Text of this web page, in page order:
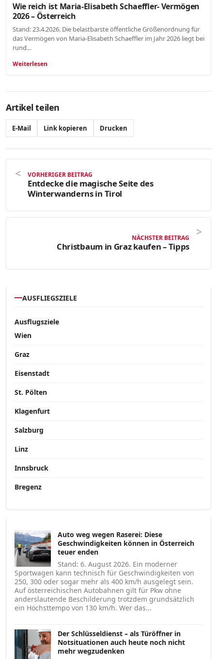
Wie reich ist Maria-Elisabeth Schaeffler- Vermögen
2026 – Österreich
Stand: 23.4.2026. Die belastbarste öffentliche Größenordnung für
das Vermögen von Maria-Elisabeth Schaeffler im Jahr 2026 liegt bei
rund…
Weiterlesen
Artikel teilen
E-Mail Link kopieren Drucken
VORHERIGER BEITRAG
Entdecke die magische Seite des
Winterwanderns in Tirol
NÄCHSTER BEITRAG
Christbaum in Graz kaufen – Tipps
AUSFLIEGSZIELE
Ausflugsziele
Wien
Graz
Eisenstadt
St. Pölten
Klagenfurt
Salzburg
Linz
Innsbruck
Bregenz
Auto weg wegen Raserei: Diese
Geschwindigkeiten können in Österreich
teuer enden
Stand: 6. August 2026. Ein moderner
Sportwagen kann technisch für Geschwindigkeiten von
250, 300 oder sogar mehr als 400 km/h ausgelegt sein.
Auf österreichischen Autobahnen gilt für Pkw ohne
anderslautende Beschilderung trotzdem grundsätzlich
ein Höchsttempo von 130 km/h. Wer das...
Der Schlüsseldienst – als Türöffner in
Notsituationen auch heute noch nicht
mehr wegzudenken